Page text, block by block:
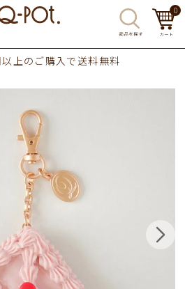
0
上のご購入で送料無料